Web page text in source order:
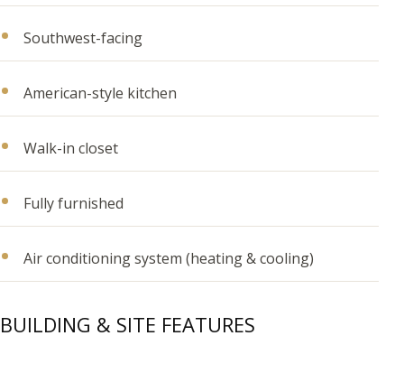
Southwest-facing
American-style kitchen
Walk-in closet
Fully furnished
Air conditioning system (heating & cooling)
BUILDING & SITE FEATURES